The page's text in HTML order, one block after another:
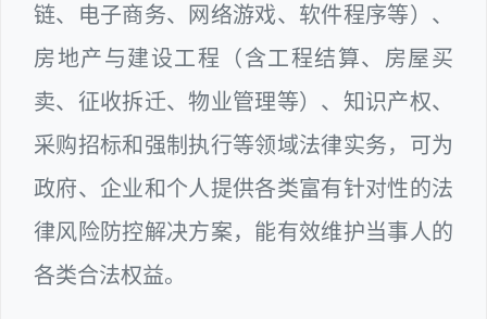
链、电子商务、网络游戏、软件程序等）、
房地产与建设工程（含工程结算、房屋买
卖、征收拆迁、物业管理等）、知识产权、
采购招标和强制执行等领域法律实务，可为
政府、企业和个人提供各类富有针对性的法
律风险防控解决方案，能有效维护当事人的
各类合法权益。